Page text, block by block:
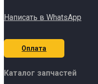
Написать в WhatsApp
Оплата
Каталог запчастей